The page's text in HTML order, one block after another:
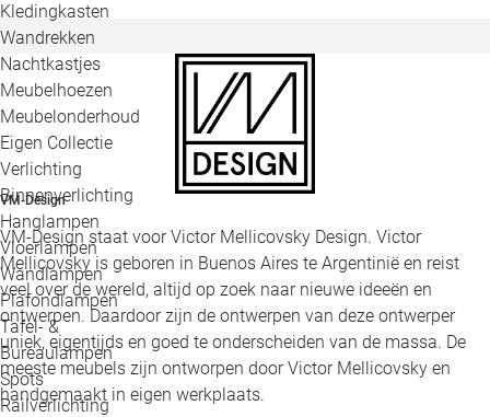
Kledingkasten
Wandrekken
Nachtkastjes
Meubelhoezen
Meubelonderhoud
Eigen Collectie
Verlichting
Binnenverlichting
Hanglampen
Vloerlampen
Wandlampen
Plafondlampen
Tafel- &
Bureaulampen
Spots
Railverlichting
VM-Design
VM-Design staat voor Victor Mellicovsky Design. Victor
Mellicovsky is geboren in Buenos Aires te Argentinië en reist
veel over de wereld, altijd op zoek naar nieuwe ideeën en
ontwerpen. Daardoor zijn de ontwerpen van deze ontwerper
uniek, eigentijds en goed te onderscheiden van de massa. De
meeste meubels zijn ontworpen door Victor Mellicovsky en
handgemaakt in eigen werkplaats.